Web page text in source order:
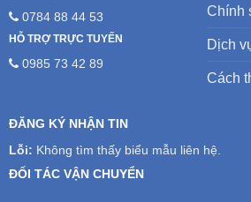
0784 88 44 53
HỖ TRỢ TRỰC TUYẾN
0985 73 42 89
Chính
Dịch
Cách
ĐĂNG KÝ NHẬN TIN
Lỗi: Không tìm thấy biểu mẫu liên hệ.
ĐỐI TÁC VẬN CHUYỂN